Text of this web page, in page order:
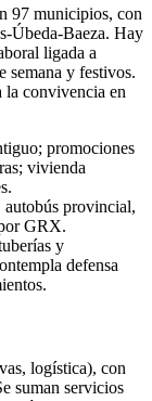
97 municipios, con
Hay
ligada a
semana y festivos.
la convivencia en
promociones
vivienda
provincial,
GRX.
y
defensa
logística), con
suman servicios